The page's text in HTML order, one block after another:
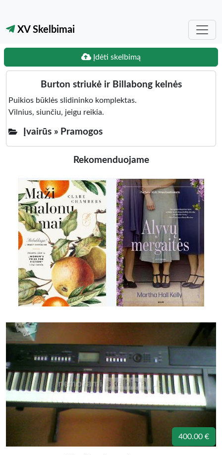
XV Skelbimai
Įdėti skelbimą
Burton striukė ir Billabong kelnės
Puikios būklės slidininko komplektas.
Vilnius, siunčiu, jeigu reikia.
Įvairūs » Pramogos
Rekomenduojame
400.00 €